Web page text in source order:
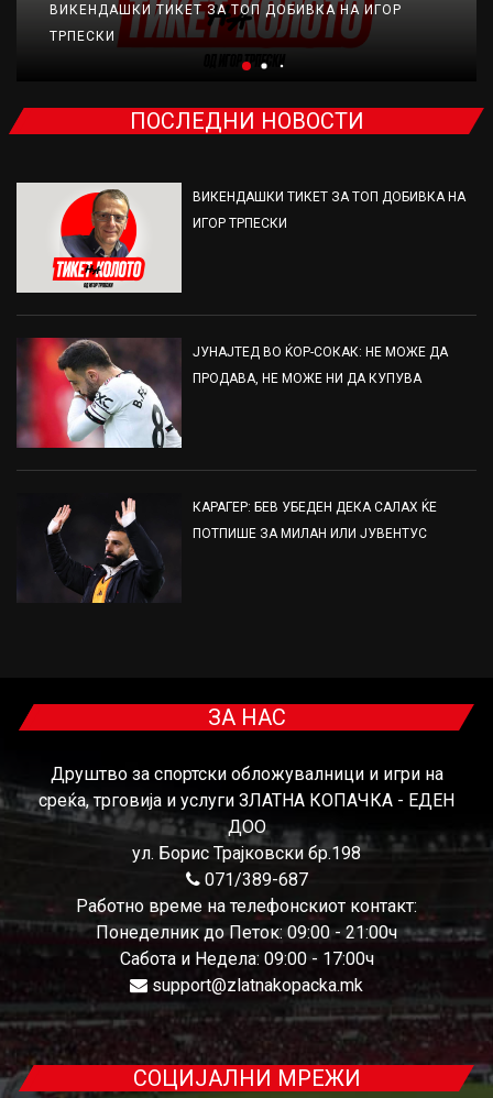
ВИКЕНДАШКИ ТИКЕТ ЗА ТОП ДОБИВКА НА ИГОР
ТРПЕСКИ
ПОСЛЕДНИ НОВОСТИ
ВИКЕНДАШКИ ТИКЕТ ЗА ТОП ДОБИВКА НА
ИГОР ТРПЕСКИ
ЈУНАЈТЕД ВО ЌОР-СОКАК: НЕ МОЖЕ ДА
ПРОДАВА, НЕ МОЖЕ НИ ДА КУПУВА
КАРАГЕР: БЕВ УБЕДЕН ДЕКА САЛАХ ЌЕ
ПОТПИШЕ ЗА МИЛАН ИЛИ ЈУВЕНТУС
ЗА НАС
Друштво за спортски обложувалници и игри на
среќа, трговија и услуги ЗЛАТНА КОПАЧКА - ЕДЕН
ДОО
ул. Борис Трајковски бр.198
071/389-687
Работно време на телефонскиот контакт:
Понеделник до Петок: 09:00 - 21:00ч
Сабота и Недела: 09:00 - 17:00ч
support@zlatnakopacka.mk
СОЦИЈАЛНИ МРЕЖИ